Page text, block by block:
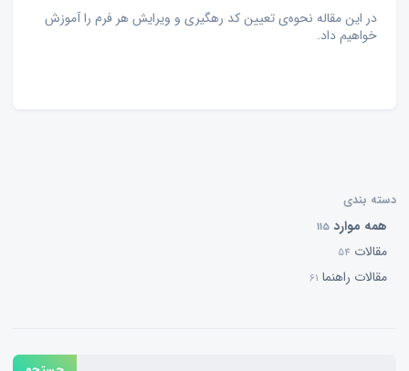
در این مقاله نحوه‌ی تعیین کد رهگیری و ویرایش هر فرم را آموزش
خواهیم داد.
دسته بندی
همه موارد 115
مقالات 54
مقالات راهنما 61